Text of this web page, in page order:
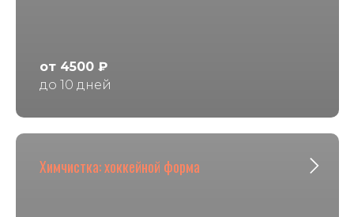
от 4500 ₽
до 10 дней
Химчистка: хоккейной форма